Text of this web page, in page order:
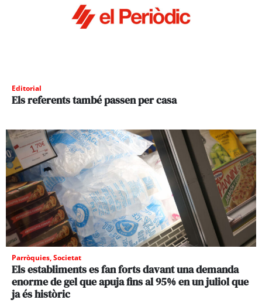
Editorial
Els referents també passen per casa
Parròquies,Societat
Els establiments es fan forts davant una demanda
enorme de gel que apuja fins al 95% en un juliol que
ja és històric